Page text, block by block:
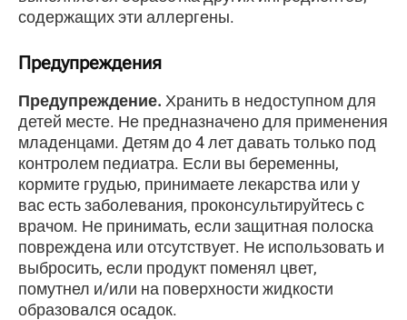
содержащих эти аллергены.
Предупреждения
Предупреждение. Хранить в недоступном для
детей месте. Не предназначено для применения
младенцами. Детям до 4 лет давать только под
контролем педиатра. Если вы беременны,
кормите грудью, принимаете лекарства или у
вас есть заболевания, проконсультируйтесь с
врачом. Не принимать, если защитная полоска
повреждена или отсутствует. Не использовать и
выбросить, если продукт поменял цвет,
помутнел и/или на поверхности жидкости
образовался осадок.